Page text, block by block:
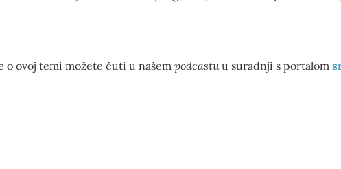
o ovoj temi možete čuti u našem podcastuu suradnji s portalom